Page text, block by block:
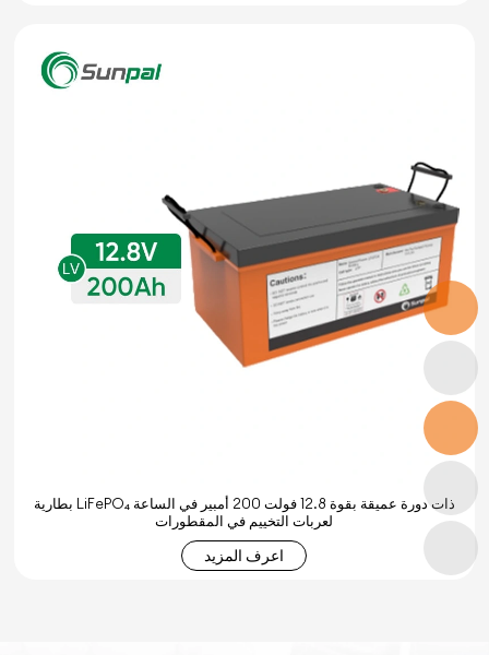
بطارية LiFePO₄ ذات دورة عميقة بقوة 12.8 فولت 200 أمبير في الساعة
لعربات التخييم في المقطورات
اعرف المزيد